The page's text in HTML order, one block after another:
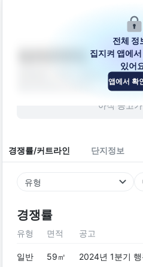
경상남도 사천시 벌용길 90-31
아직 공고가
경쟁률/커트라인 단지정보
유형
경쟁률
전체 정
집지켜 앱에
있어
앱에서 확
유형 면적 공고
일반 59㎡ 2024년 1분기